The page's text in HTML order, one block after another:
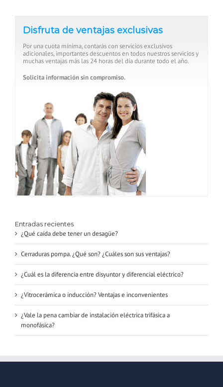
Disfruta de ventajas exclusivas
Por una cuota mínima, contarás con servicios exclusivos
adicionales, importantes descuentos en todos nuestros servicios y
muchas ventajas más las 24 horas del día durante todo el año.
Solicita información sin compromiso.
Entradas recientes
¿Qué caída debe tener un desagüe?
Cerraduras pompa. ¿Qué son? ¿Cuáles son sus ventajas?
¿Cuál es la diferencia entre disyuntor y diferencial eléctrico?
¿Vitrocerámica o inducción? Ventajas e inconvenientes
¿Vale la pena cambiar de instalación eléctrica trifásica a
monofásica?